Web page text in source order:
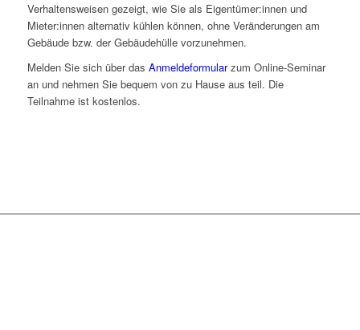
Verhaltensweisen gezeigt, wie Sie als Eigentümer:innen und
Mieter:innen alternativ kühlen können, ohne Veränderungen am
Gebäude bzw. der Gebäudehülle vorzunehmen.
Melden Sie sich über das Anmeldeformularzum Online-Seminar
an und nehmen Sie bequem von zu Hause aus teil. Die
Teilnahme ist kostenlos.